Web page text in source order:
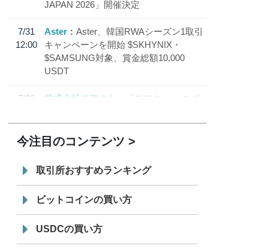
JAPAN 2026」開催決定
7/31
12:00
Aster
Aster、韓国RWAシーズン1取引
キャンペーンを開始 $SKHYNIX・
$SAMSUNG対象、賞金総額10,000
USDT
7/30
株式会社モアクト
「モアクト」 のポ
「 JPYC」を追加
19:30
てステーブルコイン「JPYSC」徹底解
説セミナーを開催
今注目のコンテンツ
取引所おすすめランキング
ビットコインの買い方
USDCの買い方